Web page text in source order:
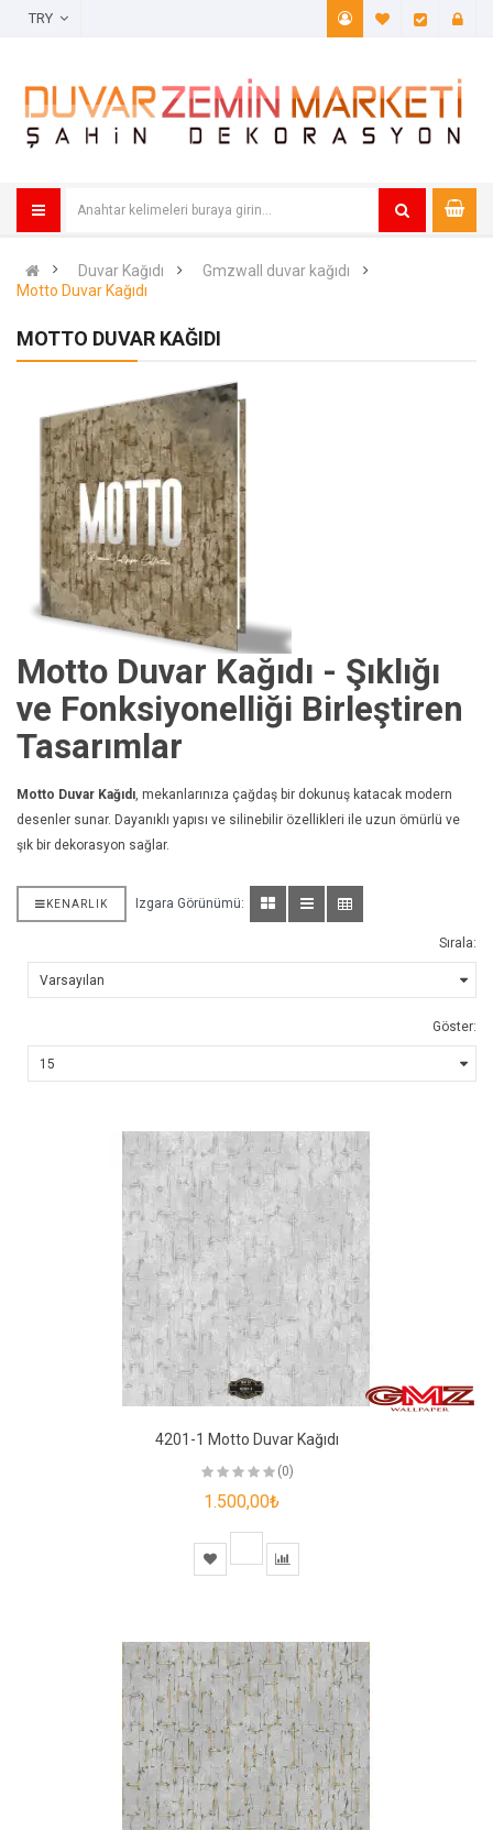
A. Listem
Duvar Kağıdı
Gmzwall duvar kağıdı
Motto Duvar Kağıdı
MOTTO DUVAR KAĞIDI
Motto Duvar Kağıdı - Şıklığı
ve Fonksiyonelliği Birleştiren
Tasarımlar
Motto Duvar Kağıdı, mekanlarınıza çağdaş bir dokunuş katacak modern
desenler sunar. Dayanıklı yapısı ve silinebilir özellikleri ile uzun ömürlü ve
şık bir dekorasyon sağlar.
KENARLIK Izgara Görünümü:
Sırala:
Göster:
4201-1 Motto Duvar Kağıdı
(0)
1.500,00₺